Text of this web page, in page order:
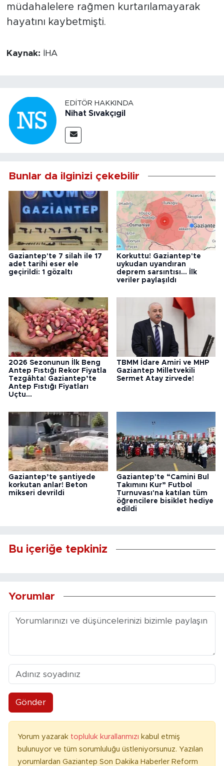
müdahalelere rağmen kurtarılamayarak
hayatını kaybetmişti.
Kaynak: İHA
EDITÖR HAKKINDA
Nihat Sıvakçıgil
Bunlar da ilginizi çekebilir
Gaziantep'te 7 silah ile 17
adet tarihi eser ele
geçirildi: 1 gözaltı
Korkuttu! Gaziantep'te
uykudan uyandıran
deprem sarsıntısı... İlk
veriler paylaşıldı
2026 Sezonunun İlk Beng
Antep Fıstığı Rekor Fiyatla
Tezgâhta! Gaziantep’te
Antep Fıstığı Fiyatları
Uçtu...
TBMM İdare Amiri ve MHP
Gaziantep Milletvekili
Sermet Atay zirvede!
Gaziantep’te şantiyede
korkutan anlar! Beton
mikseri devrildi
Gaziantep'te “Camini Bul
Takımını Kur” Futbol
Turnuvası'na katılan tüm
öğrencilere bisiklet hediye
edildi
Bu içeriğe tepkiniz
Yorumlar
Gönder
Yorum yazarak topluluk kurallarımızı kabul etmiş
bulunuyor ve tüm sorumluluğu üstleniyorsunuz. Yazılan
yorumlardan Gaziantep Son Dakika Haberler Reform